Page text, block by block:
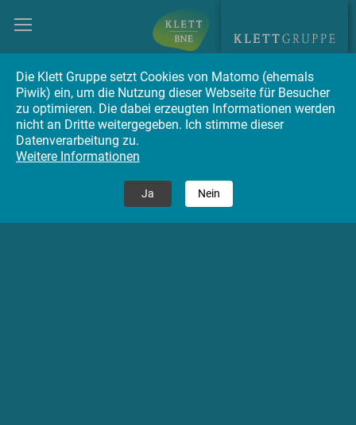
Die Klett Gruppe setzt Cookies von Matomo (ehemals
Piwik) ein, um die Nutzung dieser Webseite für Besucher
zu optimieren. Die dabei erzeugten Informationen werden
nicht an Dritte weitergegeben. Ich stimme dieser
Datenverarbeitung zu.
Weitere Informationen
Ja Nein